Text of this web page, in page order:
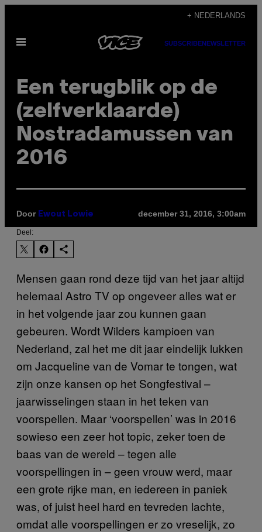
de
+ NEDERLANDS
Open
SUBSCRIBENEWSLETTER
Een terugblik op de
(zelfverklaarde)
Nostradamussen van
2016
Door Ewout Lowie december 31, 2016, 3:00am
Deel:
Mensen gaan rond deze tijd van het jaar altijd
helemaal Astro TV op ongeveer alles wat er
in het volgende jaar zou kunnen gaan
gebeuren. Wordt Wilders kampioen van
Nederland, zal het me dit jaar eindelijk lukken
om Jacqueline van de Vomar te tongen, wat
zijn onze kansen op het Songfestival –
jaarwisselingen staan in het teken van
voorspellen. Maar ‘voorspellen’ was in 2016
sowieso een zeer hot topic, zeker toen de
baas van de wereld – tegen alle
voorspellingen in – geen vrouw werd, maar
een grote rijke man, en iedereen in paniek
was, of juist heel hard en tevreden lachte,
omdat alle voorspellingen er zo vreselijk, zo